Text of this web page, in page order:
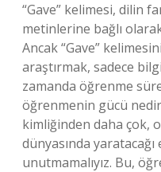
“Gave” kelimesi, dilin
metinlerine bağlı
Ancak “Gave”
araştırmak, sadece
zamanda öğrenme
öğrenmenin gücü
kimliğinden daha çok,
dünyasında
unutmamalıyız. Bu,